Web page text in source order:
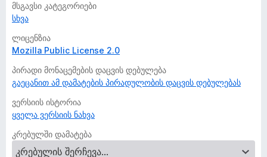
მსგავსი კატეგორიები
სხვა
ლიცენზია
Mozilla Public License 2.0
პირადი მონაცემების დაცვის დებულება
გაეცანით ამ დამატების პირადულობის დაცვის დებულებას
ვერსიის ისტორია
ყველა ვერსიის ნახვა
კრებულში დამატება